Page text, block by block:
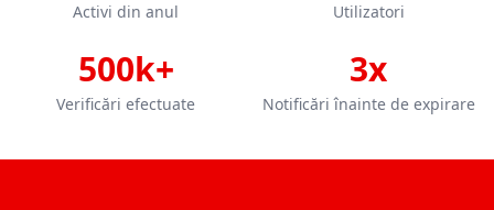
Activi din anul Utilizatori
500k+
Verificări efectuate
3x
Notificări înainte de expirare